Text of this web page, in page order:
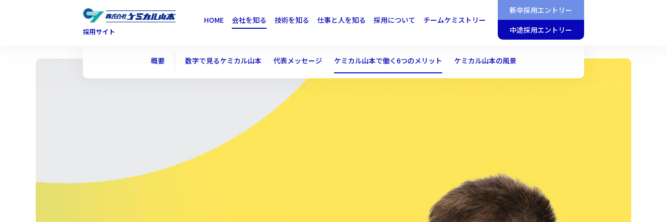
採用サイト
HOME 会社を知る 技術を知る 仕事と人を知る 採用について チームケミストリー
新卒採用エントリー
中途採用エントリー
概要 数字で見るケミカル山本 代表メッセージ ケミカル山本で働く6つのメリット ケミカル山本の風景